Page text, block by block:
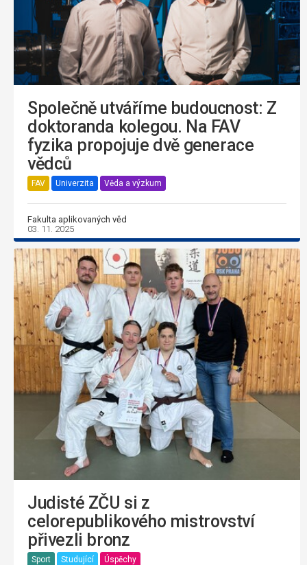
Společně utváříme budoucnost: Z
doktoranda kolegou. Na FAV
fyzika propojuje dvě generace
vědců
FAV Univerzita Věda a výzkum
Fakulta aplikovaných věd
03. 11. 2025
Judisté ZČU si z
celorepublikového mistrovství
přivezli bronz
Sport Studující Úspěchy